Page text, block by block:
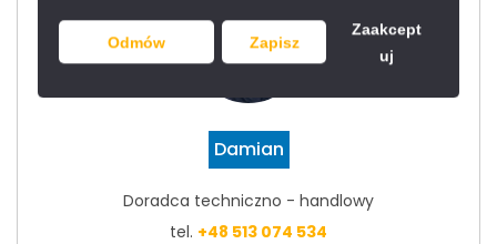
Odmów Zapisz
Zaakcept
uj
Damian
Doradca techniczno - handlowy
tel. +48 513 074 534